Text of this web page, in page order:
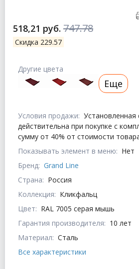
518,21 руб. 747.78
Скидка 229.57
Условия продажи: Установленная
действительна при покупке с
сумму от 40% от стоимости
Показывать элемент в меню: Нет
Бренд: Grand Line
Страна: Россия
Коллекция: Кликфальц
Цвет: RAL 7005 серая мышь
Гарантия производителя: 10 лет
Материал: Сталь
Все характеристики
Другие цвета
Еще